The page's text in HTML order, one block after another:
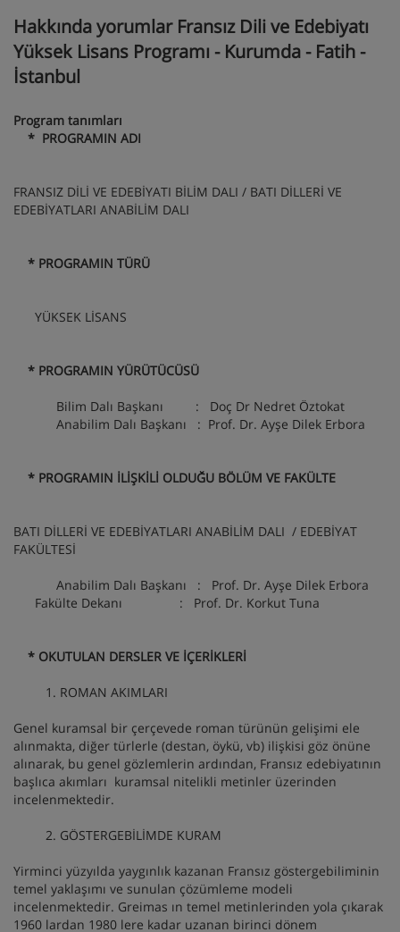
Hakkında yorumlar Fransız Dili ve Edebiyatı
Yüksek Lisans Programı - Kurumda - Fatih -
İstanbul
Program tanımları
* PROGRAMIN ADI
FRANSIZ DİLİ VE EDEBİYATI BİLİM DALI / BATI DİLLERİ VE
EDEBİYATLARI ANABİLİM DALI
* PROGRAMIN TÜRÜ
YÜKSEK LİSANS
* PROGRAMIN YÜRÜTÜCÜSÜ
Bilim Dalı Başkanı : Doç Dr Nedret Öztokat
Anabilim Dalı Başkanı : Prof. Dr. Ayşe Dilek Erbora
* PROGRAMIN İLİŞKİLİ OLDUĞU BÖLÜM VE FAKÜLTE
BATI DİLLERİ VE EDEBİYATLARI ANABİLİM DALI / EDEBİYAT
FAKÜLTESİ
Anabilim Dalı Başkanı : Prof. Dr. Ayşe Dilek Erbora
Fakülte Dekanı : Prof. Dr. Korkut Tuna
* OKUTULAN DERSLER VE İÇERİKLERİ
1. ROMAN AKIMLARI
Genel kuramsal bir çerçevede roman türünün gelişimi ele
alınmakta, diğer türlerle (destan, öykü, vb) ilişkisi göz önüne
alınarak, bu genel gözlemlerin ardından, Fransız edebiyatının
başlıca akımları kuramsal nitelikli metinler üzerinden
incelenmektedir.
2. GÖSTERGEBİLİMDE KURAM
Yirminci yüzyılda yaygınlık kazanan Fransız göstergebiliminin
temel yaklaşımı ve sunulan çözümleme modeli
incelenmektedir. Greimas ın temel metinlerinden yola çıkarak
1960 lardan 1980 lere kadar uzanan birinci dönem